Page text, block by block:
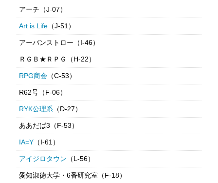
アーチ（J-07）
Art is Life（J-51）
アーバンストロー（I-46）
ＲＧＢ★ＲＰＧ（H-22）
RPG商会（C-53）
R62号（F-06）
RYK公理系 （D-27）
ああだば3（F-53）
IA=Y（I-61）
アイジロタウン （L-56）
愛知淑徳大学・6番研究室（F-18）